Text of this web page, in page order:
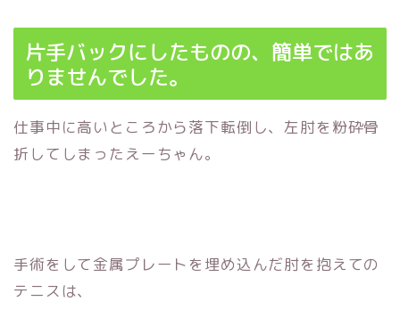
片手バックにしたものの、簡単ではあ
りませんでした。
仕事中に高いところから落下転倒し、左肘を粉砕骨
折してしまったえーちゃん。
手術をして金属プレートを埋め込んだ肘を抱えての
テニスは、